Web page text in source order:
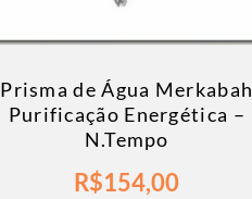
Prisma de Água Merkabah
Purificação Energética –
N.Tempo
R$154,00